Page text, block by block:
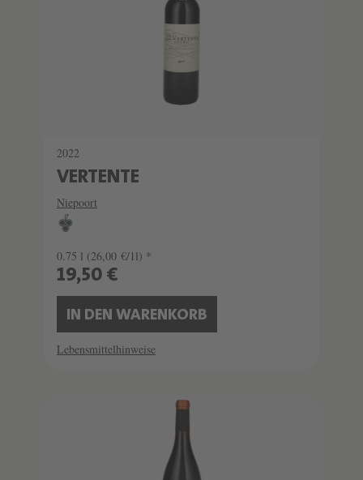
2022
VERTENTE
Niepoort
0.75 l (26,00 €/1l) *
19,50 €
IN DEN WARENKORB
Lebensmittelhinweise